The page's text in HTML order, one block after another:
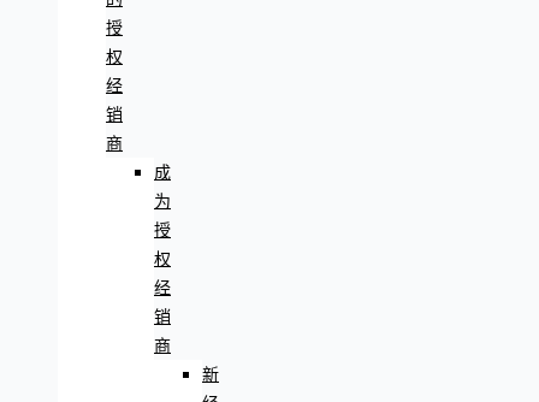
授
权
经
销
商
成
为
授
权
经
销
商
新